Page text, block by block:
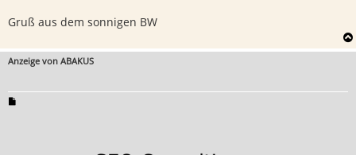
Gruß aus dem sonnigen BW
Anzeige von ABAKUS